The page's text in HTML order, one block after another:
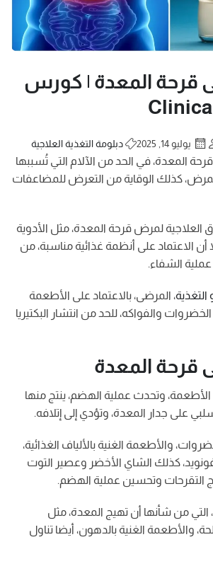
قرحة المعدة | كورس
يوليو 14, 2025 دبلومة التغذية العلاجية
المعدة، في الحد من الآلام التي تُسببها
كذلك الوقاية من التعرض للمضاعفات
العلاجية لمرض قرحة المعدة، مثل الأدوية
أن الاعتماد على أنظمة غذائية مناسبة، من
الشفاء.
التغذية، المرضى، بالاعتماد على الأطعمة
الخضروات والفواكه، للحد من انتشار البكتيريا
قرحة المعدة
الأطعمة، وتحدث عملية الهضم، ينتج منها
على جدار المعدة، وتؤدي إلى إتلافه.
والأطعمة الغنية بالألياف الغذائية،
كذلك الشاي الأخضر وعصير التوت
التقرحات وتحسين عملية الهضم.
من شأنها أن تهيج المعدة، مثل
والأطعمة الغنية بالدهون، أيضا تناول